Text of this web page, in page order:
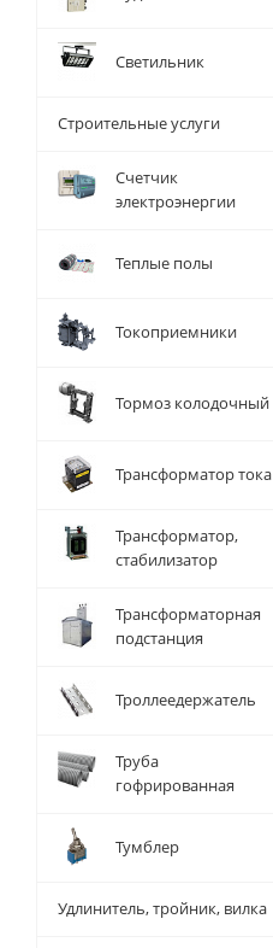
Светильник
Строительные услуги
Счетчик
электроэнергии
Теплые полы
Токоприемники
Тормоз колодочный
Трансформатор тока
Трансформатор,
стабилизатор
Трансформаторная
подстанция
Троллеедержатель
Труба
гофрированная
Тумблер
Удлинитель, тройник, вилка